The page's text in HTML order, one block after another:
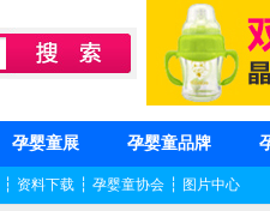
孕婴童展 孕婴童品牌
┆ 资料下载 ┆ 孕婴童协会 ┆ 图片中心